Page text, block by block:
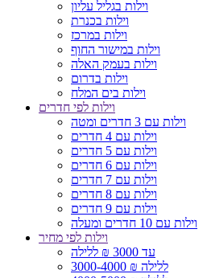
וילות בגליל עליון
וילות בכנרת
וילות במרכז
וילות במישור החוף
וילות בעמק האלה
וילות בדרום
וילות בים המלח
וילות לפי חדרים
וילות עם 3 חדרים ומטה
וילות עם 4 חדרים
וילות עם 5 חדרים
וילות עם 6 חדרים
וילות עם 7 חדרים
וילות עם 8 חדרים
וילות עם 9 חדרים
וילות עם 10 חדרים ומעלה
וילות לפי מחיר
עד 3000 ₪ ללילה
3000-4000 ₪ ללילה